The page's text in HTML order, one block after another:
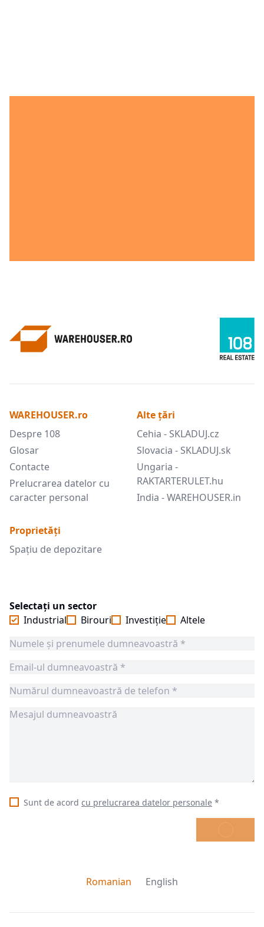
WAREHOUSER.ro
Despre 108
Glosar
Contacte
Prelucrarea datelor cu
caracter personal
Proprietăți
Spațiu de depozitare
Alte țări
Cehia - SKLADUJ.cz
Slovacia - SKLADUJ.sk
Ungaria -
RAKTARTERULET.hu
India - WAREHOUSER.in
Selectați un sector
Industrial
Birouri Investiție Altele
Sunt de acord cu prelucrarea datelor personale *
Romanian English